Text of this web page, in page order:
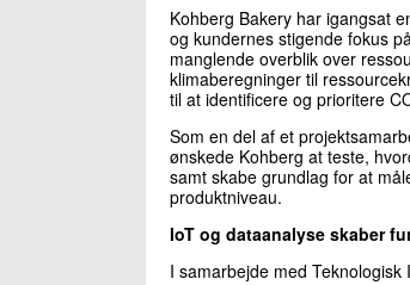
Kohberg Bakery har igangsat
og kundernes stigende fokus
manglende overblik over
klimaberegninger til
til at identificere og prioritere
Som en del af et
ønskede Kohberg at teste,
samt skabe grundlag for at
produktniveau.
IoT og dataanalyse skaber
I samarbejde med